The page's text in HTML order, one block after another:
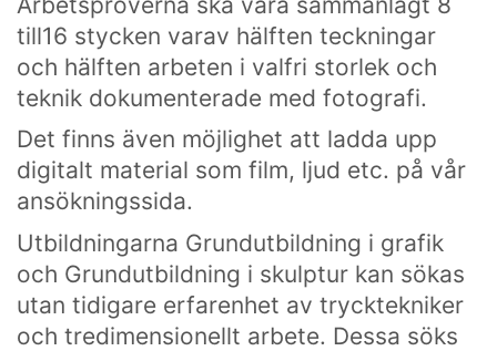
till16 stycken varav hälften teckningar
och hälften arbeten i valfri storlek och
teknik dokumenterade med fotografi.
Det finns även möjlighet att ladda upp
digitalt material som film, ljud etc. på vår
ansökningssida.
Utbildningarna Grundutbildning i grafik
och Grundutbildning i skulptur kan sökas
utan tidigare erfarenhet av trycktekniker
och tredimensionellt arbete. Dessa söks